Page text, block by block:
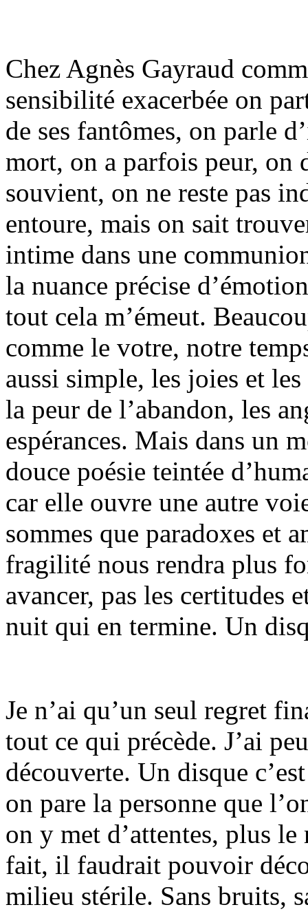
Chez Agnès Gayraud
sensibilité exacerbée on
de ses fantômes, on parle
mort, on a parfois peur, on
souvient, on ne reste pas
entoure, mais on sait
intime dans une
la nuance précise
tout cela m’émeut.
comme le votre, notre
aussi simple, les joies et
la peur de l’abandon, les
espérances. Mais dans un
douce poésie teintée
car elle ouvre une autre
sommes que paradoxes et
fragilité nous rendra plus
avancer, pas les certitudes
nuit qui en termine. Un
Je n’ai qu’un seul regret
tout ce qui précède. J’ai
découverte. Un disque
on pare la personne que
on y met d’attentes, plus
fait, il faudrait pouvoir
milieu stérile. Sans bruits,